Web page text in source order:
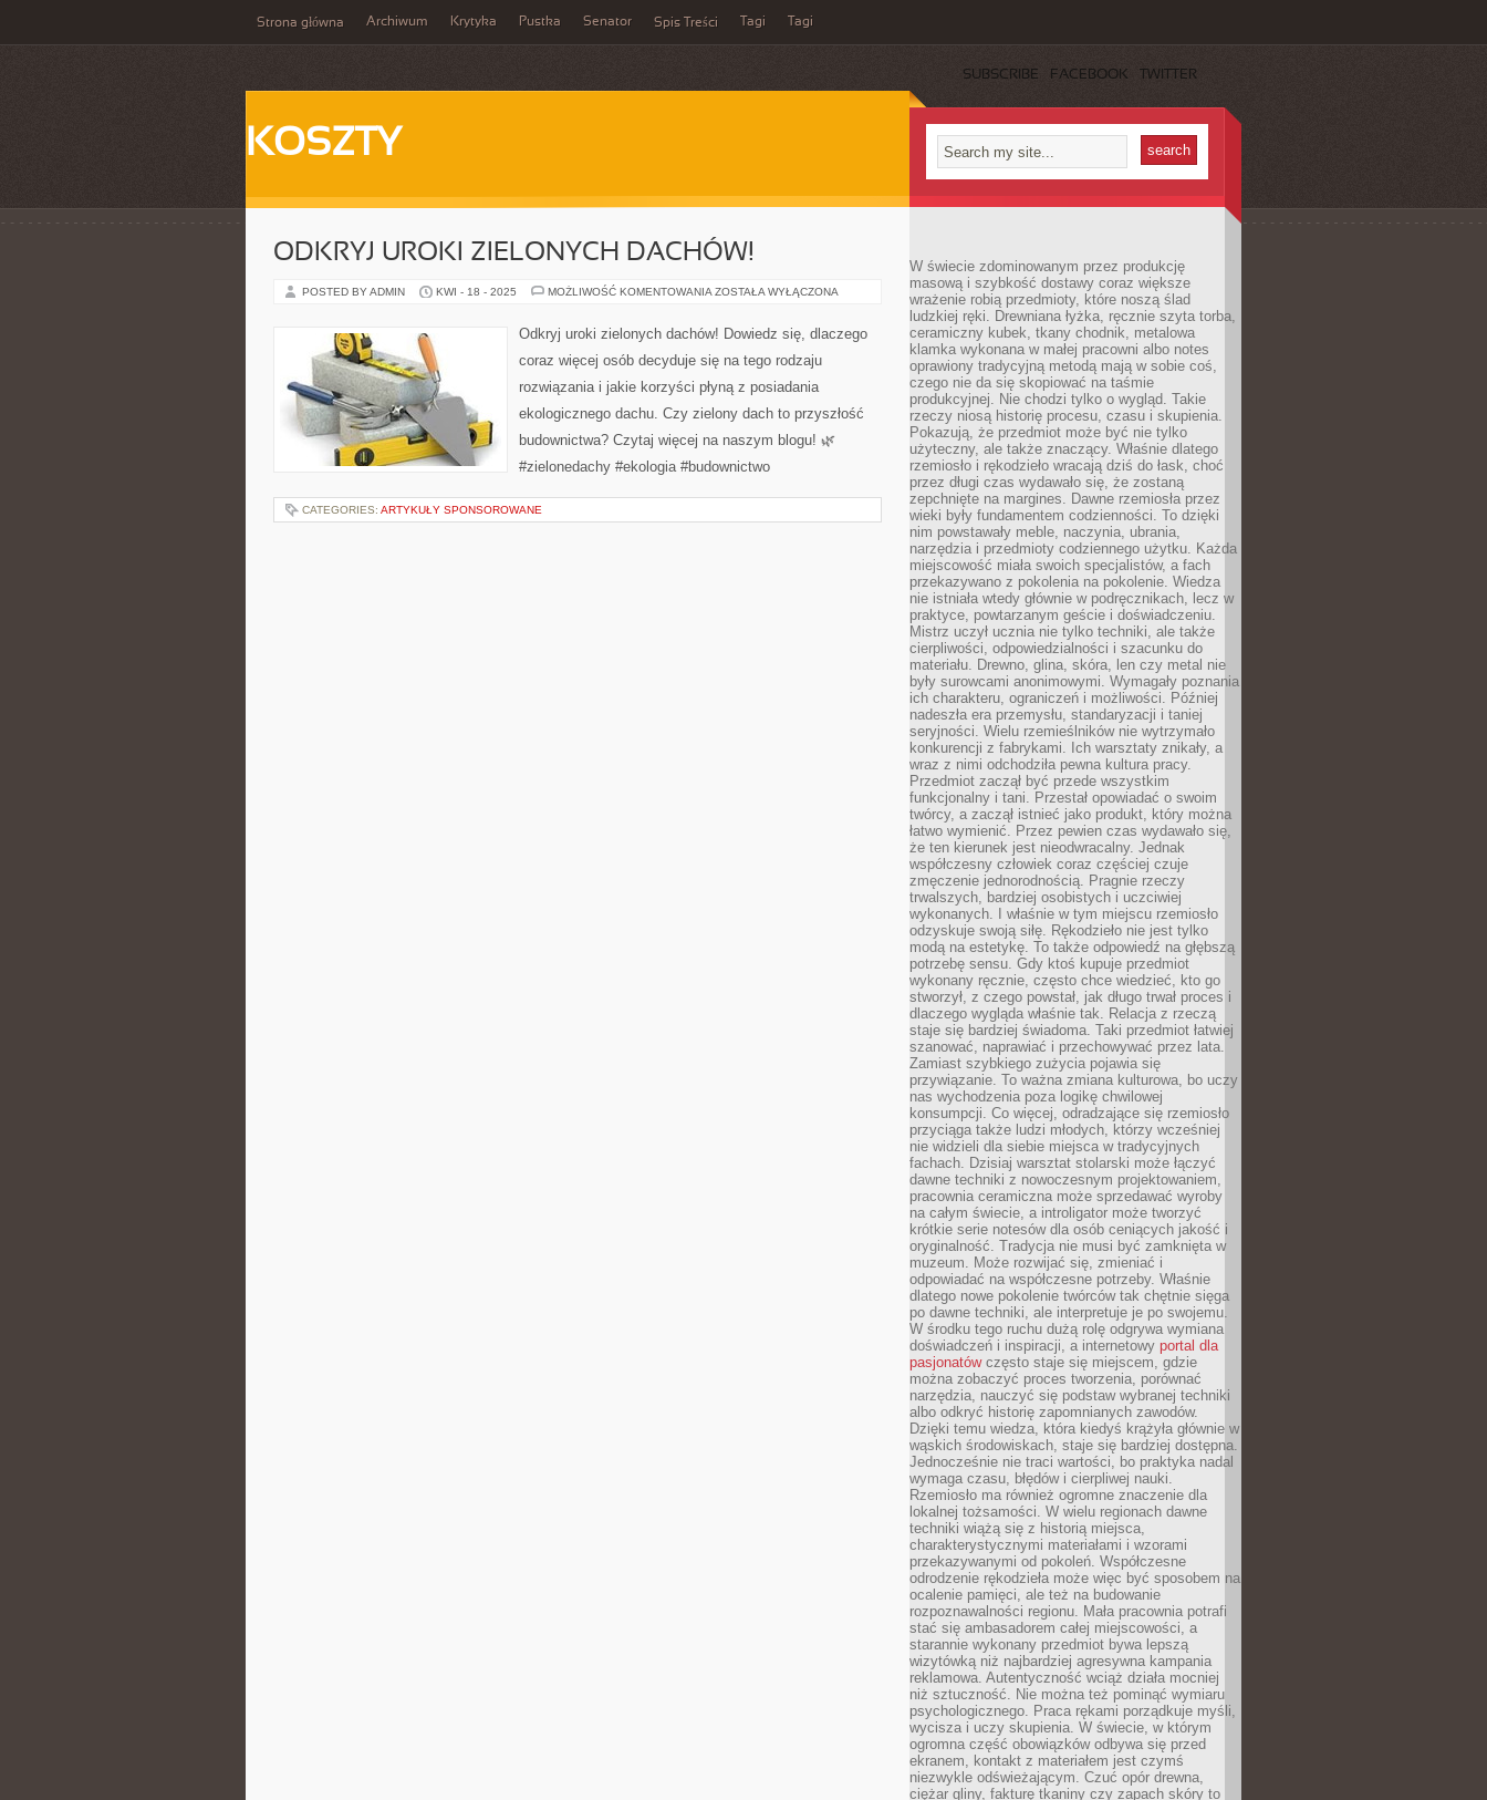
Strona główna Archiwum Krytyka Pustka Senator Spis Treści Tagi Tagi
SUBSCRIBE FACEBOOK TWITTER
KOSZTY
ODKRYJ UROKI ZIELONYCH DACHÓW!
POSTED BY ADMIN KWI - 18 - 2025 MOŻLIWOŚĆ KOMENTOWANIA ODKRYJ
DACHÓW!
ZOSTAŁA WYŁĄCZONA
Odkryj uroki zielonych dachów! Dowiedz się, dlaczego
coraz więcej osób decyduje się na tego rodzaju
rozwiązania i jakie korzyści płyną z posiadania
ekologicznego dachu. Czy zielony dach to przyszłość
budownictwa? Czytaj więcej na naszym blogu! 🌿
#zielonedachy #ekologia #budownictwo
CATEGORIES: ARTYKUŁY SPONSOROWANE
W świecie zdominowanym przez produkcję
masową i szybkość dostawy coraz większe
wrażenie robią przedmioty, które noszą ślad
ludzkiej ręki. Drewniana łyżka, ręcznie szyta torba,
ceramiczny kubek, tkany chodnik, metalowa
klamka wykonana w małej pracowni albo notes
oprawiony tradycyjną metodą mają w sobie coś,
czego nie da się skopiować na taśmie
produkcyjnej. Nie chodzi tylko o wygląd. Takie
rzeczy niosą historię procesu, czasu i skupienia.
Pokazują, że przedmiot może być nie tylko
użyteczny, ale także znaczący. Właśnie dlatego
rzemiosło i rękodzieło wracają dziś do łask, choć
przez długi czas wydawało się, że zostaną
zepchnięte na margines. Dawne rzemiosła przez
wieki były fundamentem codzienności. To dzięki
nim powstawały meble, naczynia, ubrania,
narzędzia i przedmioty codziennego użytku. Każda
miejscowość miała swoich specjalistów, a fach
przekazywano z pokolenia na pokolenie. Wiedza
nie istniała wtedy głównie w podręcznikach, lecz w
praktyce, powtarzanym geście i doświadczeniu.
Mistrz uczył ucznia nie tylko techniki, ale także
cierpliwości, odpowiedzialności i szacunku do
materiału. Drewno, glina, skóra, len czy metal nie
były surowcami anonimowymi. Wymagały poznania
ich charakteru, ograniczeń i możliwości. Później
nadeszła era przemysłu, standaryzacji i taniej
seryjności. Wielu rzemieślników nie wytrzymało
konkurencji z fabrykami. Ich warsztaty znikały, a
wraz z nimi odchodziła pewna kultura pracy.
Przedmiot zaczął być przede wszystkim
funkcjonalny i tani. Przestał opowiadać o swoim
twórcy, a zaczął istnieć jako produkt, który można
łatwo wymienić. Przez pewien czas wydawało się,
że ten kierunek jest nieodwracalny. Jednak
współczesny człowiek coraz częściej czuje
zmęczenie jednorodnością. Pragnie rzeczy
trwalszych, bardziej osobistych i uczciwiej
wykonanych. I właśnie w tym miejscu rzemiosło
odzyskuje swoją siłę. Rękodzieło nie jest tylko
modą na estetykę. To także odpowiedź na głębszą
potrzebę sensu. Gdy ktoś kupuje przedmiot
wykonany ręcznie, często chce wiedzieć, kto go
stworzył, z czego powstał, jak długo trwał proces i
dlaczego wygląda właśnie tak. Relacja z rzeczą
staje się bardziej świadoma. Taki przedmiot łatwiej
szanować, naprawiać i przechowywać przez lata.
Zamiast szybkiego zużycia pojawia się
przywiązanie. To ważna zmiana kulturowa, bo uczy
nas wychodzenia poza logikę chwilowej
konsumpcji. Co więcej, odradzające się rzemiosło
przyciąga także ludzi młodych, którzy wcześniej
nie widzieli dla siebie miejsca w tradycyjnych
fachach. Dzisiaj warsztat stolarski może łączyć
dawne techniki z nowoczesnym projektowaniem,
pracownia ceramiczna może sprzedawać wyroby
na całym świecie, a introligator może tworzyć
krótkie serie notesów dla osób ceniących jakość i
oryginalność. Tradycja nie musi być zamknięta w
muzeum. Może rozwijać się, zmieniać i
odpowiadać na współczesne potrzeby. Właśnie
dlatego nowe pokolenie twórców tak chętnie sięga
po dawne techniki, ale interpretuje je po swojemu.
W środku tego ruchu dużą rolę odgrywa wymiana
doświadczeń i inspiracji, a internetowy portal dla
pasjonatówczęsto staje się miejscem, gdzie
można zobaczyć proces tworzenia, porównać
narzędzia, nauczyć się podstaw wybranej techniki
albo odkryć historię zapomnianych zawodów.
Dzięki temu wiedza, która kiedyś krążyła głównie w
wąskich środowiskach, staje się bardziej dostępna.
Jednocześnie nie traci wartości, bo praktyka nadal
wymaga czasu, błędów i cierpliwej nauki.
Rzemiosło ma również ogromne znaczenie dla
lokalnej tożsamości. W wielu regionach dawne
techniki wiążą się z historią miejsca,
charakterystycznymi materiałami i wzorami
przekazywanymi od pokoleń. Współczesne
odrodzenie rękodzieła może więc być sposobem na
ocalenie pamięci, ale też na budowanie
rozpoznawalności regionu. Mała pracownia potrafi
stać się ambasadorem całej miejscowości, a
starannie wykonany przedmiot bywa lepszą
wizytówką niż najbardziej agresywna kampania
reklamowa. Autentyczność wciąż działa mocniej
niż sztuczność. Nie można też pominąć wymiaru
psychologicznego. Praca rękami porządkuje myśli,
wycisza i uczy skupienia. W świecie, w którym
ogromna część obowiązków odbywa się przed
ekranem, kontakt z materiałem jest czymś
niezwykle odświeżającym. Czuć opór drewna,
ciężar gliny, fakturę tkaniny czy zapach skóry to